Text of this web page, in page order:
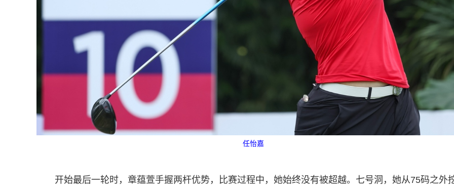
任怡嘉
开始最后一轮时，章蕴萱手握两杆优势，比赛过程中，她始终没有被超越。七号洞，她从75码之外